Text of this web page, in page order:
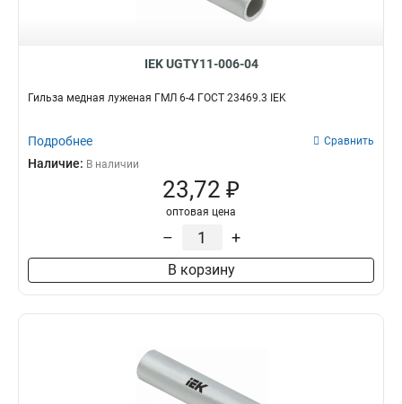
IEK UGTY11-006-04
Гильза медная луженая ГМЛ 6-4 ГОСТ 23469.3 IEK
Подробнее Сравнить
Наличие: В наличии
23,72 ₽
оптовая цена
– +
В корзину